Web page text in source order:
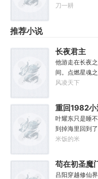
刀一耕
推荐小说
长夜君主
他游走在长夜
间。点燃星魂
风凌天下
重回1982小
叶耀东只是睡
到掉海里回到
经不是年轻时
他也没什么大
子，一家子平
米饭的米
苟在初圣魔
吕阳穿越修仙